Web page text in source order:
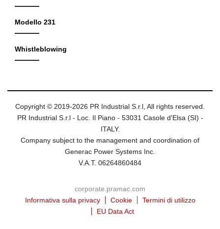
Modello 231
Whistleblowing
Copyright © 2019-2026 PR Industrial S.r.l, All rights reserved.
PR Industrial S.r.l - Loc. Il Piano - 53031 Casole d'Elsa (SI) -
ITALY.
Company subject to the management and coordination of
Generac Power Systems Inc.
V.A.T. 06264860484
corporate.pramac.com
Informativa sulla privacy
Cookie
Termini di utilizzo
EU Data Act